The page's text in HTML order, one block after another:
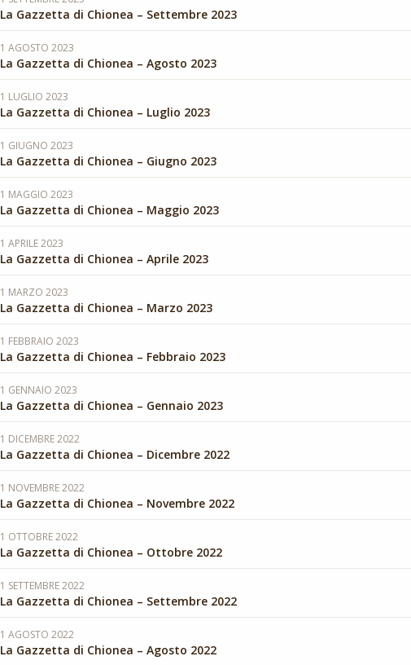
La Gazzetta di Chionea – Settembre 2023
1 AGOSTO 2023
La Gazzetta di Chionea – Agosto 2023
1 LUGLIO 2023
La Gazzetta di Chionea – Luglio 2023
1 GIUGNO 2023
La Gazzetta di Chionea – Giugno 2023
1 MAGGIO 2023
La Gazzetta di Chionea – Maggio 2023
1 APRILE 2023
La Gazzetta di Chionea – Aprile 2023
1 MARZO 2023
La Gazzetta di Chionea – Marzo 2023
1 FEBBRAIO 2023
La Gazzetta di Chionea – Febbraio 2023
1 GENNAIO 2023
La Gazzetta di Chionea – Gennaio 2023
1 DICEMBRE 2022
La Gazzetta di Chionea – Dicembre 2022
1 NOVEMBRE 2022
La Gazzetta di Chionea – Novembre 2022
1 OTTOBRE 2022
La Gazzetta di Chionea – Ottobre 2022
1 SETTEMBRE 2022
La Gazzetta di Chionea – Settembre 2022
1 AGOSTO 2022
La Gazzetta di Chionea – Agosto 2022